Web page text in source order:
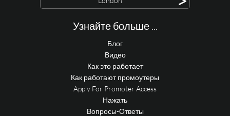
Узнайте больше ...
Блог
Видео
Как это работает
Как работают промоутеры
Apply For Promoter Access
Нажать
Вопросы-Ответы